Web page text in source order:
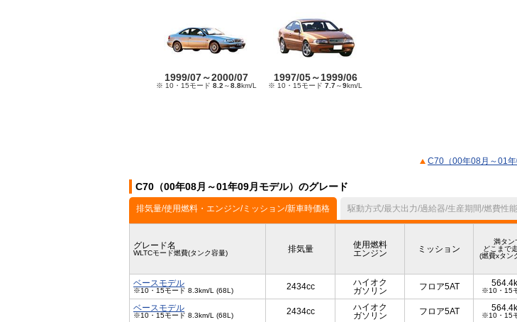
1999/07～2000/07
※ 10・15モード 8.2～8.8km/L
1997/05～1999/06
※ 10・15モード 7.7～9km/L
C70（00年08月～01
C70（00年08月～01年09月モデル）のグレード
排気量/使用燃料・エンジン/ミッション/新車時価格 駆動方式/最大出力/過給器/生産期間/燃費性能
グレード名
WLTCモード燃費(タンク容量) 排気量
使用燃料
エンジン
ミッション
満タン
どこまで
(燃費xタン
ベースモデル
※10・15モード 8.3km/L (68L) 2434cc
ハイオク
ガソリン
フロア5AT ※10・15
ベースモデル
※10・15モード 8.3km/L (68L) 2434cc
ハイオク
ガソリン
フロア5AT ※10・15